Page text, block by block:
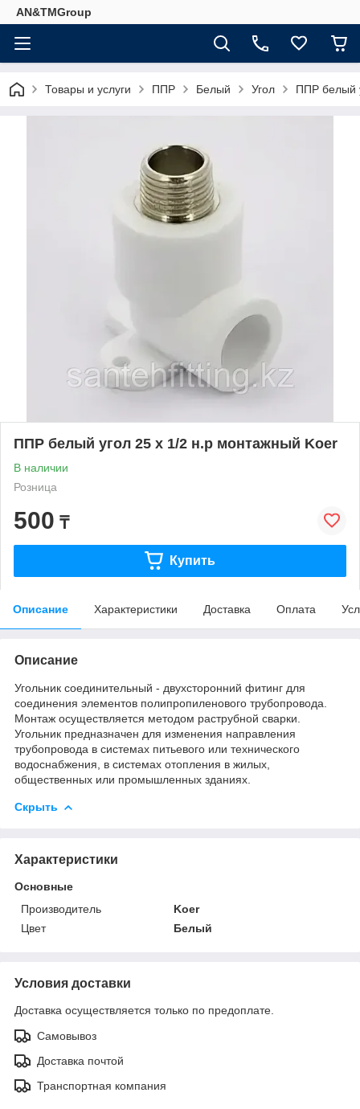
AN&TMGroup
Товары и услуги ППР Белый Угол ППР белый
ППР белый угол 25 х 1/2 н.р монтажный Koer
В наличии
Розница
500 ₸
Купить
Описание Характеристики Доставка Оплата
Описание
Угольник соединительный - двухсторонний фитинг для
соединения элементов полипропиленового трубопровода.
Монтаж осуществляется методом раструбной сварки.
Угольник предназначен для изменения направления
трубопровода в системах питьевого или технического
водоснабжения, в системах отопления в жилых,
общественных или промышленных зданиях.
Скрыть
Характеристики
Основные
Производитель
Koer
Цвет
Белый
Условия доставки
Доставка осуществляется только по предоплате.
Самовывоз
Доставка почтой
Транспортная компания